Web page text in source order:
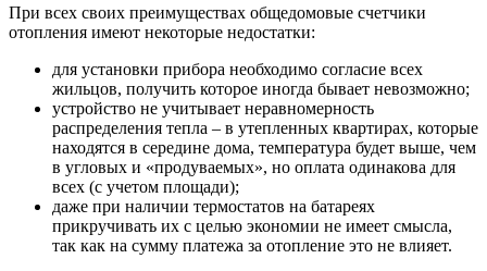
При всех своих преимуществах общедомовые счетчики
отопления имеют некоторые недостатки:
для установки прибора необходимо согласие всех
жильцов, получить которое иногда бывает невозможно;
устройство не учитывает неравномерность
распределения тепла – в утепленных квартирах, которые
находятся в середине дома, температура будет выше, чем
в угловых и «продуваемых», но оплата одинакова для
всех (с учетом площади);
даже при наличии термостатов на батареях
прикручивать их с целью экономии не имеет смысла,
так как на сумму платежа за отопление это не влияет.